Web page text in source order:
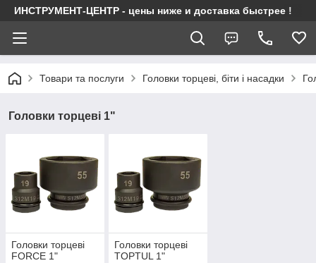
ИНСТРУМЕНТ-ЦЕНТР - цены ниже и доставка быстрее !
Товари та послуги Головки торцеві, біти і насадки
Головки торцеві 1"
Головки торцеві
FORCE 1"
Головки торцеві
TOPTUL 1"